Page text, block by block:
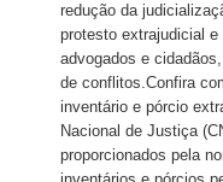
redução da
protesto extrajudicial
advogados e
de conflitos.Confira
inventário e pórcio
Nacional de Justiça
proporcionados pela